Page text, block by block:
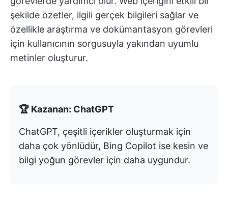
şekilde özetler, ilgili gerçek bilgileri sağlar ve
özellikle araştırma ve dokümantasyon görevleri
için kullanıcının sorgusuyla yakından uyumlu
metinler oluşturur.
🏆 Kazanan: ChatGPT
ChatGPT, çeşitli içerikler oluşturmak için
daha çok yönlüdür, Bing Copilot ise kesin ve
bilgi yoğun görevler için daha uygundur.